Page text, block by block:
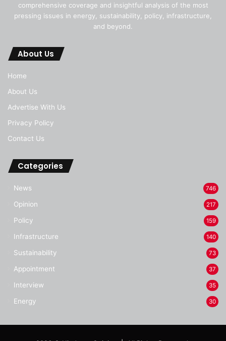
comprehensive coverage and insightful analysis of the most
pressing issues in energy, sustainability, policy, infrastructure,
and beyond.
About Us
Home
About Us
Advertise With Us
Privacy Policy
Contact Us
Categories
News 746
Opinion 217
Policy 159
Infrastructure 140
Sustainability 73
Appointment 37
Interview 35
Energy 30